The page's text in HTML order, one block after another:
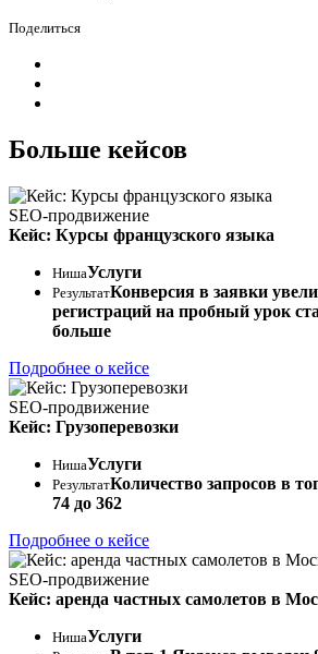
Поделиться
Больше кейсов
SEO-продвижение
Кейс: Курсы французского языка
НишаУслуги
РезультатКонверсия в заявки
регистраций на пробный урок
больше
Подробнее о кейсе
SEO-продвижение
Кейс: Грузоперевозки
НишаУслуги
РезультатКоличество запросов в
74 до 362
Подробнее о кейсе
SEO-продвижение
Кейс: аренда частных самолетов в
НишаУслуги